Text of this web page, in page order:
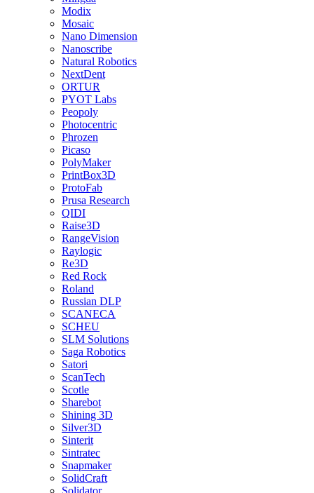
Modix
Mosaic
Nano Dimension
Nanoscribe
Natural Robotics
NextDent
ORTUR
PYOT Labs
Peopoly
Photocentric
Phrozen
Picaso
PolyMaker
PrintBox3D
ProtoFab
Prusa Research
QIDI
Raise3D
RangeVision
Raylogic
Re3D
Red Rock
Roland
Russian DLP
SCANECA
SCHEU
SLM Solutions
Saga Robotics
Satori
ScanTech
Scotle
Sharebot
Shining 3D
Silver3D
Sinterit
Sintratec
Snapmaker
SolidCraft
Solidator